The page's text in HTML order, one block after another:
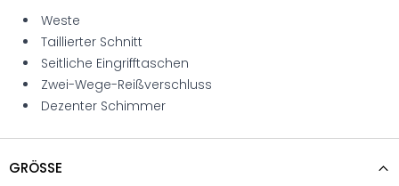
Weste
Taillierter Schnitt
Seitliche Eingrifftaschen
Zwei-Wege-Reißverschluss
Dezenter Schimmer
GRÖSSE